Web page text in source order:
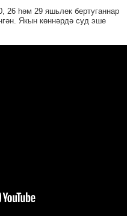
26 һәм 29 яшьлек бертуганнар
Якын көннәрдә суд эше